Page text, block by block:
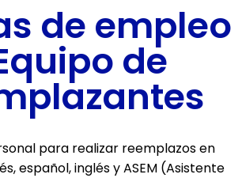
de empleo
de
para realizar reemplazos en
español, inglés y ASEM (Asistente